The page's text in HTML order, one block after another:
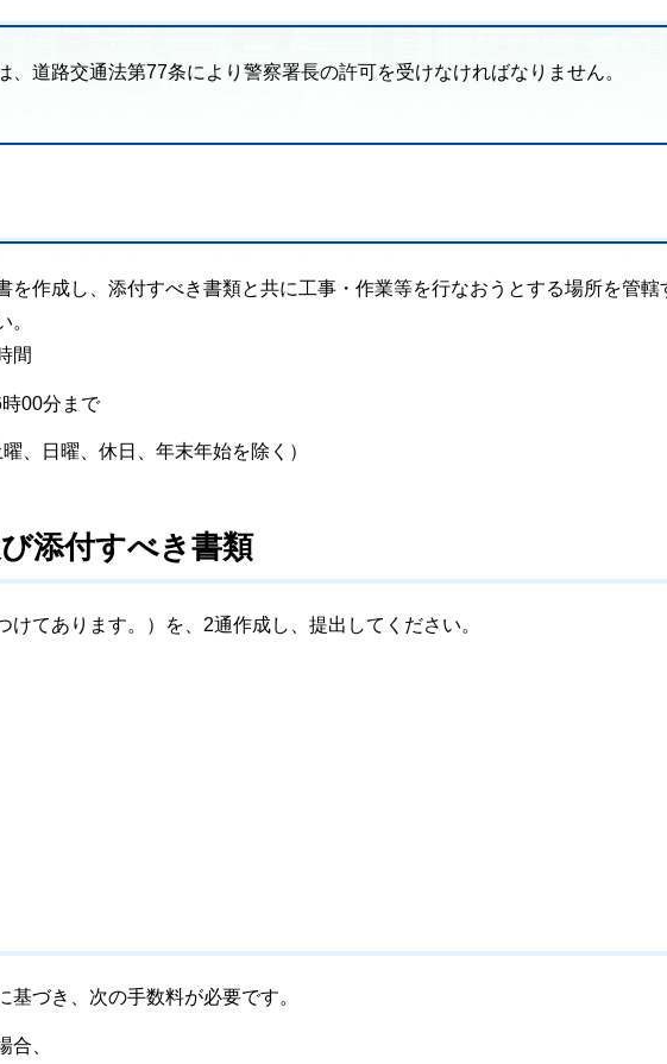
道路交通法第77条により警察署長の許可を受けなければなりません。
を作成し、添付すべき書類と共に工事・作業等を行なおうとする場所を管轄
。
間
00分まで
日曜、休日、年末年始を除く）
添付すべき書類
てあります。）を、2通作成し、提出してください。
づき、次の手数料が必要です。
合、